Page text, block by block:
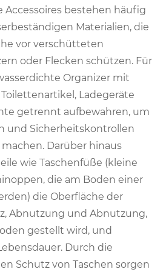
Accessoires bestehen häufig
Materialien, die
vor verschütteten
oder Flecken schützen. Für
Organizer mit
Ladegeräte
getrennt aufbewahren, um
und Sicherheitskontrollen
Darüber hinaus
wie Taschenfüße (kleine
die am Boden einer
die Oberfläche der
Abnutzung und Abnutzung,
gestellt wird, und
Durch die
Schutz von Taschen sorgen